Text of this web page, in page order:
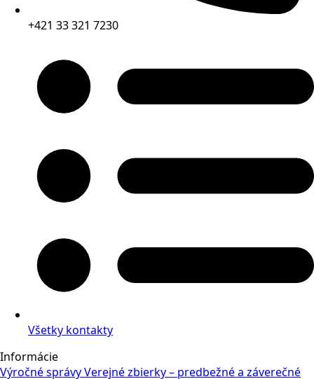
+421 33 321 7230
Všetky kontakty
Informácie
Výročné správyVerejné zbierky – predbežné a záverečné